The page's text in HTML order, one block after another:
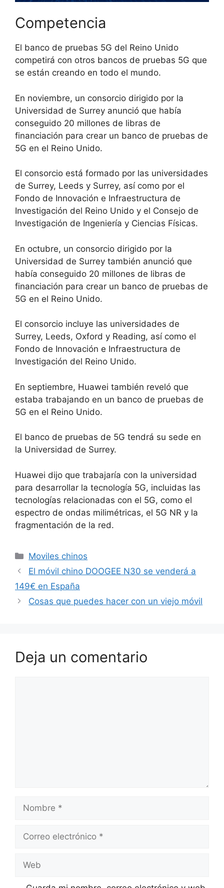
Competencia
El banco de pruebas 5G del Reino Unido
competirá con otros bancos de pruebas 5G que
se están creando en todo el mundo.
En noviembre, un consorcio dirigido por la
Universidad de Surrey anunció que había
conseguido 20 millones de libras de
financiación para crear un banco de pruebas de
5G en el Reino Unido.
El consorcio está formado por las universidades
de Surrey, Leeds y Surrey, así como por el
Fondo de Innovación e Infraestructura de
Investigación del Reino Unido y el Consejo de
Investigación de Ingeniería y Ciencias Físicas.
En octubre, un consorcio dirigido por la
Universidad de Surrey también anunció que
había conseguido 20 millones de libras de
financiación para crear un banco de pruebas de
5G en el Reino Unido.
El consorcio incluye las universidades de
Surrey, Leeds, Oxford y Reading, así como el
Fondo de Innovación e Infraestructura de
Investigación del Reino Unido.
En septiembre, Huawei también reveló que
estaba trabajando en un banco de pruebas de
5G en el Reino Unido.
El banco de pruebas de 5G tendrá su sede en
la Universidad de Surrey.
Huawei dijo que trabajaría con la universidad
para desarrollar la tecnología 5G, incluidas las
tecnologías relacionadas con el 5G, como el
espectro de ondas milimétricas, el 5G NR y la
fragmentación de la red.
Categorías
Moviles chinos
El móvil chino DOOGEE N30 se venderá a
149€ en España
Cosas que puedes hacer con un viejo móvil
Deja un comentario
electrónico